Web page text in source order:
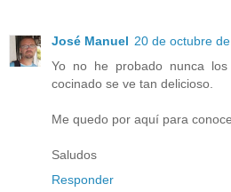
José Manuel 20 de octubre
Yo no he probado nunca
cocinado se ve tan delicioso.
Me quedo por aquí para
Saludos
Responder